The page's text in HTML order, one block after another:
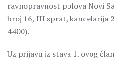
ravnopravnost polova Novi
broj 16, III sprat, kancelarija
4400).
Uz prijavu iz stava 1. ovog